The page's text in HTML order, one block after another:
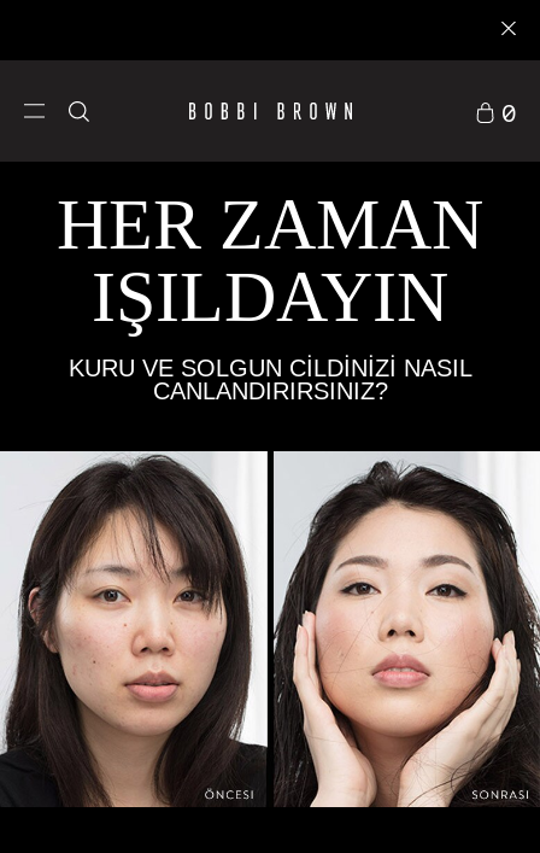
Cilt Bakımı
0
HER ZAMAN
IŞILDAYIN
KURU VE SOLGUN CILDINIZI NASIL
CANLANDIRIRSINIZ?